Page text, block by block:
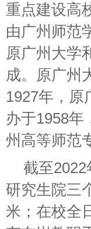
重点建设高
由广州师范
原广州大学
成。原广州
1927年，原
办于1958年
州高等师范
截至
研究生院三
米；在校全